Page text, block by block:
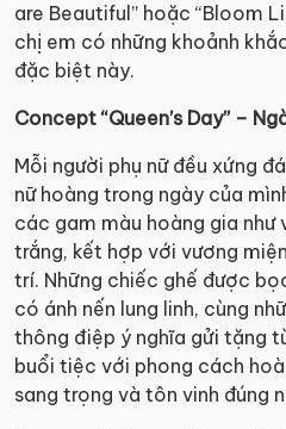
are Beautiful” hoặc “Bloom
chị em có những khoảnh
đặc biệt này.
Concept “Queen’s Day” –
Mỗi người phụ nữ đều xứng
nữ hoàng trong ngày của
các gam màu hoàng gia như
trắng, kết hợp với vương
trí. Những chiếc ghế được
có ánh nến lung linh, cùng
thông điệp ý nghĩa gửi tặng
buổi tiệc với phong cách
sang trọng và tôn vinh đúng